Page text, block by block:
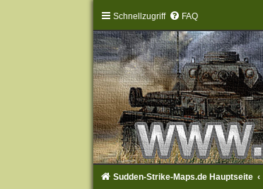
Schnellzugriff FAQ
Sudden-Strike-Maps.de Hauptseite